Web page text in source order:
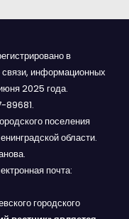
в
информационных
2025 года.
89681.
поселения
области.
почта:
городского